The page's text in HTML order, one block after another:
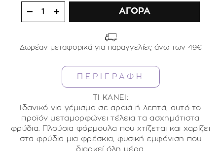
1 ΑΓΟΡΑ
Δωρέαν μεταφορικά για παραγγελίες άνω των 49€
ΠΕΡΙΓΡΑΦΗ
ΤΙ ΚΑΝΕΙ:
­Ιδανικό για γέμισμα σε αραιά ή λεπτά, αυτό το
προϊόν μεταμορφώνει τέλεια τα ασχημάτιστα
φρύδια. Πλούσια φόρμουλα που χτίζεται και χαρίζει
στα φρύδια μια φρέσκια, φυσική εμφάνιση που
διαρκεί όλη μέρα.